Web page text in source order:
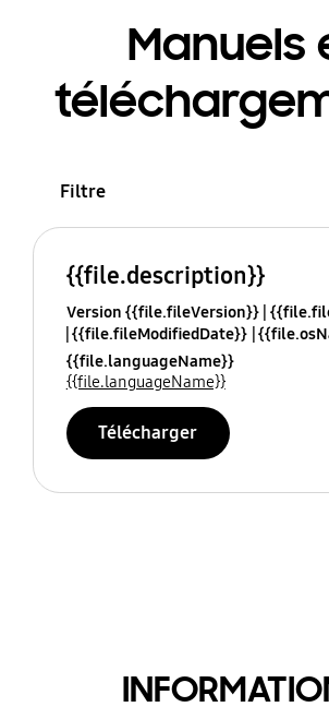
Manuels
Filtre
{{file.description}}
Version {{file.fileVersion}}
{{file.fileModifiedDate}}
{{file.languageName}}
{{file.languageName}}
Télécharger